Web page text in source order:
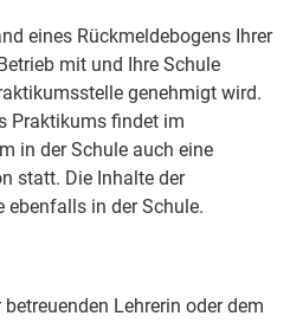
eines Rückmeldebogens Ihrer
mit und Ihre Schule
genehmigt wird.
Praktikums findet im
in der Schule auch eine
statt. Die Inhalte der
ebenfalls in der Schule.
Lehrerin oder dem